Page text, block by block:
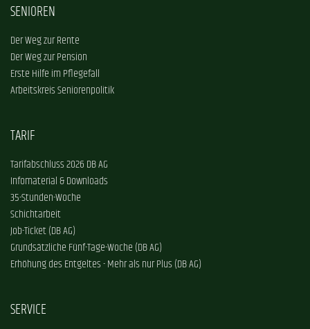
SENIOREN
Der Weg zur Rente
Der Weg zur Pension
Erste Hilfe im Pflegefall
Arbeitskreis Seniorenpolitik
TARIF
Tarifabschluss 2026 DB AG
Infomaterial & Downloads
35-Stunden-Woche
Schichtarbeit
Job-Ticket (DB AG)
Grundsätzliche Fünf-Tage-Woche (DB AG)
Erhöhung des Entgeltes - Mehr als nur Plus (DB AG)
SERVICE